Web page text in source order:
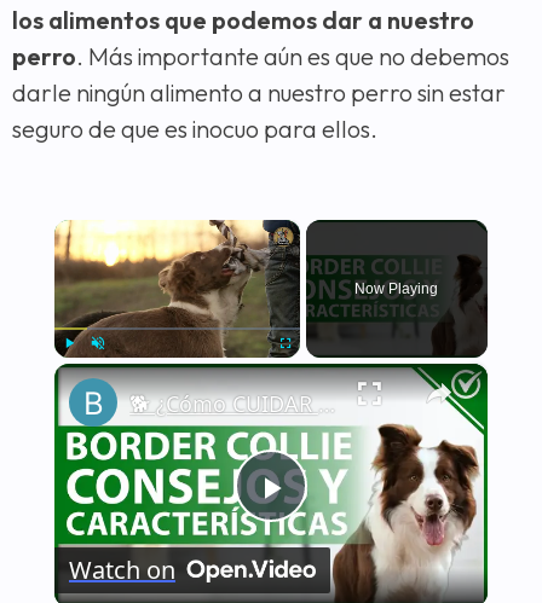
los alimentos que podemos dar a nuestro
perro. Más importante aún es que no debemos
darle ningún alimento a nuestro perro sin estar
seguro de que es inocuo para ellos.
×
Play Unmute Fullscreen
Now Playing
×
Play
🐕 ¿Cómo CUIDAR a un BORDER COLLIE correctamente? - Características y consejos 🐕
Watch on